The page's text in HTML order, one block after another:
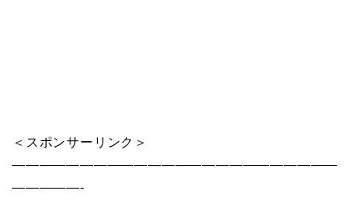
＜スポンサーリンク＞
————————————————————————
—————-